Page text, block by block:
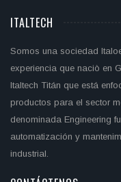
ITALTECH
Somos una sociedad
experiencia que naciò en
Italtech Titán que está
productos para el sector
denominada Engineering
automatización y
industrial.